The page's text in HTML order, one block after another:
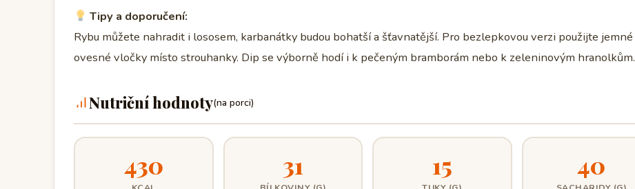
Tipy a doporučení:
Rybu můžete nahradit i lososem, karbanátky budou bohatší a šťavnatější. Pro bezlepkovou verzi použijte jemné
ovesné vločky místo strouhanky. Dip se výborně hodí i k pečeným bramborám nebo k zeleninovým hranolkům.
Nutriční hodnoty(na porci)
430 31 15 40